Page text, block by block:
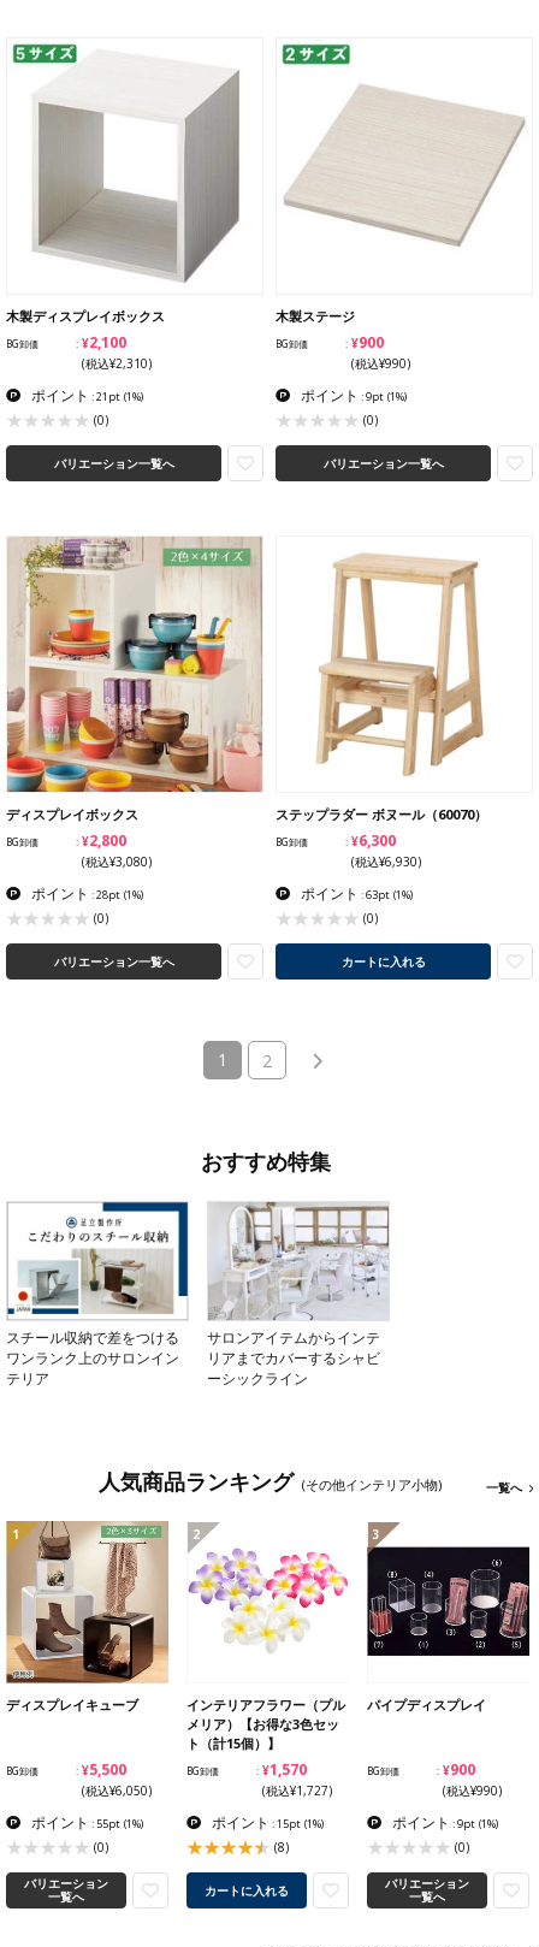
木製ディスプレイボックス
BG卸価 ¥2,100
(税込¥2,310)
ポイント : 21pt (1%)
(0)
バリエーション一覧へ
木製ステージ
BG卸価 ¥900
(税込¥990)
ポイント : 9pt (1%)
(0)
バリエーション一覧へ
ディスプレイボックス
BG卸価 ¥2,800
(税込¥3,080)
ポイント : 28pt (1%)
(0)
バリエーション一覧へ
ステップラダー ボヌール（60070）
BG卸価 ¥6,300
(税込¥6,930)
ポイント : 63pt (1%)
(0)
カートに入れる
1 (current)
2
おすすめ特集
スチール収納で差をつける
ワンランク上のサロンイン
テリア
サロンアイテムからインテ
リアまでカバーするシャビ
ーシックライン
人気商品ランキング (その他インテリア小物) 一覧へ
1
ディスプレイキューブ
BG卸価 ¥5,500
(税込¥6,050)
ポイント : 55pt (1%)
(0)
バリエーション
一覧へ
2
インテリアフラワー（プル
メリア）【お得な3色セッ
ト（計15個）】
BG卸価 ¥1,570
(税込¥1,727)
ポイント : 15pt (1%)
(8)
カートに入れる
3
パイプディスプレイ
BG卸価 ¥900
(税込¥990)
ポイント : 9pt (1%)
(0)
バリエーション
一覧へ